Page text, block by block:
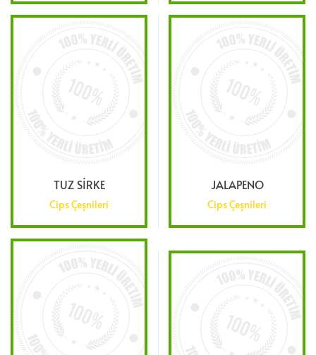
TUZ SIRKE
Cips Çeşnileri
JALAPENO
Cips Çeşnileri